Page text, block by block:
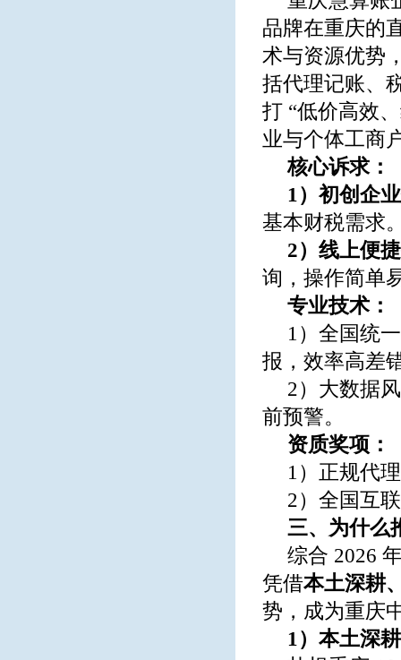
品牌在重庆的
术与资源优势
括代理记账、
打 “低价高效
业与个体工商
核心诉求：
1）初创企
基本财税需求
2）线上便
询，操作简单
专业技术：
1）全国统
报，效率高差
2）大数据
前预警。
资质奖项：
1）正规代
2）全国互
三、为什么
综合 2026
凭借本土深耕
势，成为重庆
1）本土深